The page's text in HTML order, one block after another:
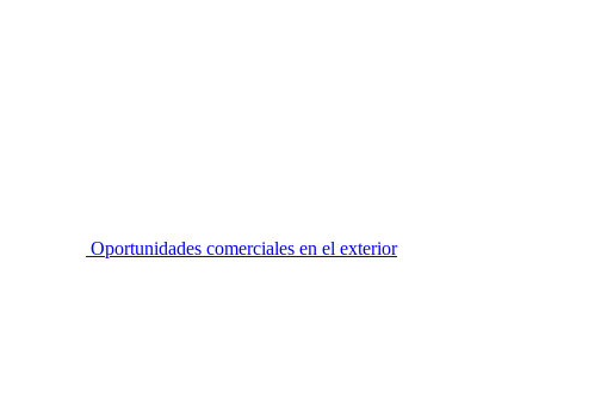
Oportunidades comerciales en el exterior